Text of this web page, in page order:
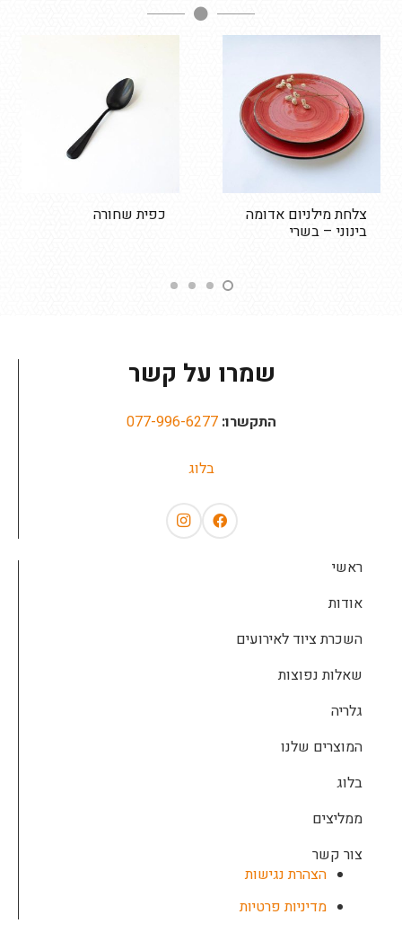
צלחת מילניום אדומה
בינוני – בשרי
כפית שחורה
שמרו על קשר
התקשרו: 077-996-6277
בלוג
ראשי
אודות
השכרת ציוד לאירועים
שאלות נפוצות
גלריה
המוצרים שלנו
בלוג
ממליצים
צור קשר
הצהרת נגישות
מדיניות פרטיות